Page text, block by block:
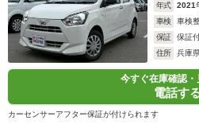
年式
2021
車検
車検
保証
保証
住所
兵庫
今すぐ在庫確認・
電話す
カーセンサーアフター保証が付けられます